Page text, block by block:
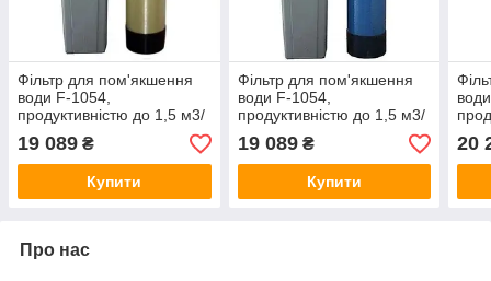
Фільтр для пом'якшення
води F-1054,
продуктивністю до 1,5 м3/
год (білий корпус)
(F121W)
19 089 ₴
Купити
Фільтр для пом'якшення
води F-1054,
продуктивністю до 1,5 м3/
год (блакитний корпус)
(F121B)
19 089₴
Купити
год
20
Про нас